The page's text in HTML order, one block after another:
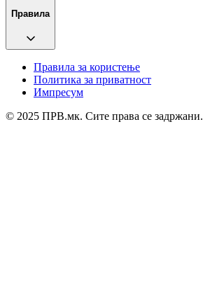
Правила
Правила за користење
Политика за приватност
Импресум
© 2025 ПРВ.мк. Сите права се задржани.